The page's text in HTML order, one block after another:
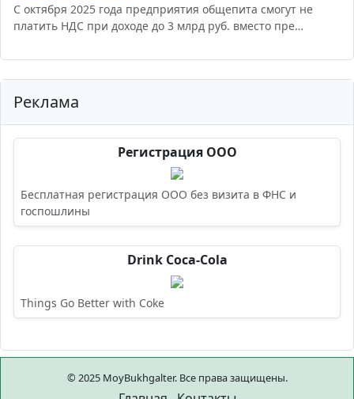
С октября 2025 года предприятия общепита смогут не
платить НДС при доходе до 3 млрд руб. вместо пре…
Реклама
Регистрация ООО
Бесплатная регистрация ООО без визита в ФНС и
госпошлины
Drink Coca-Cola
Things Go Better with Coke
© 2025 MoyBukhgalter. Все права защищены.